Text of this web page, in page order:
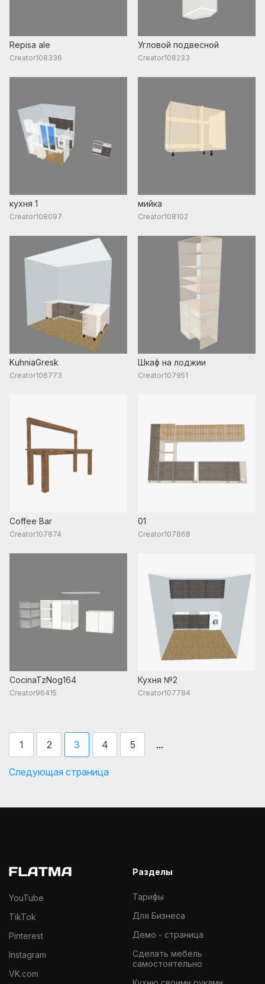
Repisa ale
Creator108336
Угловой подвесной
Creator108233
кухня 1
Creator108097
мийка
Creator108102
KuhniaGresk
Creator106773
Шкаф на лоджии
Creator107951
Coffee Bar
Creator107874
01
Creator107868
CocinaTzNog164
Creator96415
Кухня №2
Creator107784
1 2 3 4 5 ...
Следующая страница
YouTube
TikTok
Pinterest
Instagram
VK.com
Разделы
Тарифы
Для Бизнеса
Демо - страница
Cделать мебель
самостоятельно